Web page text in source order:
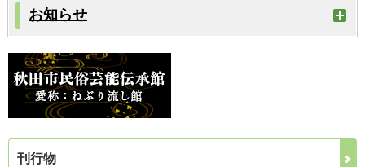
お知らせ
刊行物